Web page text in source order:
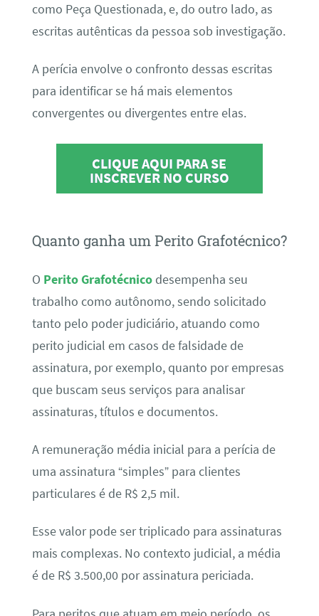
como Peça Questionada, e, do outro lado, as
escritas autênticas da pessoa sob investigação.
A perícia envolve o confronto dessas escritas
para identificar se há mais elementos
convergentes ou divergentes entre elas.
CLIQUE AQUI PARA SE
INSCREVER NO CURSO
Quanto ganha um Perito Grafotécnico?
O Perito Grafotécnicodesempenha seu
trabalho como autônomo, sendo solicitado
tanto pelo poder judiciário, atuando como
perito judicial em casos de falsidade de
assinatura, por exemplo, quanto por empresas
que buscam seus serviços para analisar
assinaturas, títulos e documentos.
A remuneração média inicial para a perícia de
uma assinatura “simples” para clientes
particulares é de R$ 2,5 mil.
Esse valor pode ser triplicado para assinaturas
mais complexas. No contexto judicial, a média
é de R$ 3.500,00 por assinatura periciada.